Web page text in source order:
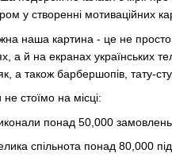
у створенні мотиваційних
наша картина - це не
а й на екранах українських
а також барбершопів, тату-
стоїмо на місці:
понад 50,000 замовлень.
спільнота понад 80,000